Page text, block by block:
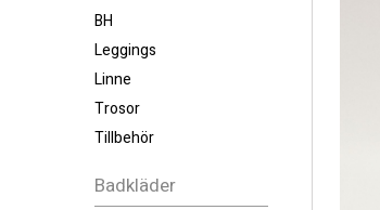
BH
Leggings
Linne
Trosor
Tillbehör
Badkläder